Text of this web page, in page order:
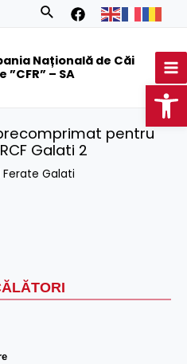
Search
Națională de Căi
”CFR” – SA
pentru
Galati 2
Ferate Galati